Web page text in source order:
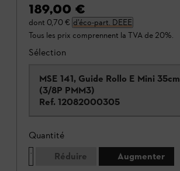
189,00 €
dont 0,70 € d’éco-part. DEEE
Tous les prix comprennent la TVA de 20%.
Sélection
MSE 141, Guide Rollo E Mini 35cm
(3/8P PMM3)
Ref. 12082000305
Quantité
Réduire
Augmenter